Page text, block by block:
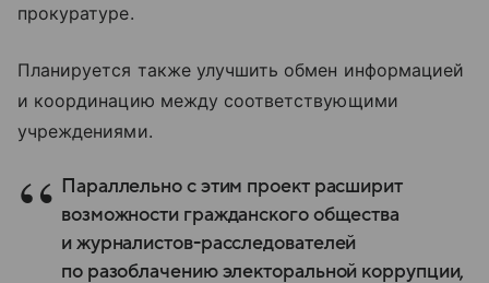
прокуратуре.
Планируется также улучшить обмен информацией
и координацию между соответствующими
учреждениями.
Параллельно с этим проект расширит
возможности гражданского общества
и журналистов-расследователей
по разоблачению электоральной коррупции,